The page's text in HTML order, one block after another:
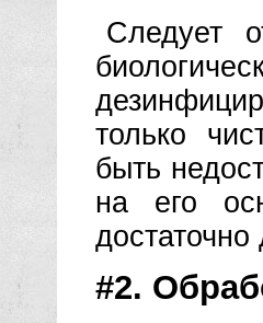
Следует
только
быть
на его
#2.